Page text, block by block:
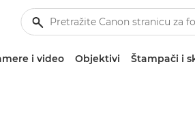
i video Objektivi Štampači i